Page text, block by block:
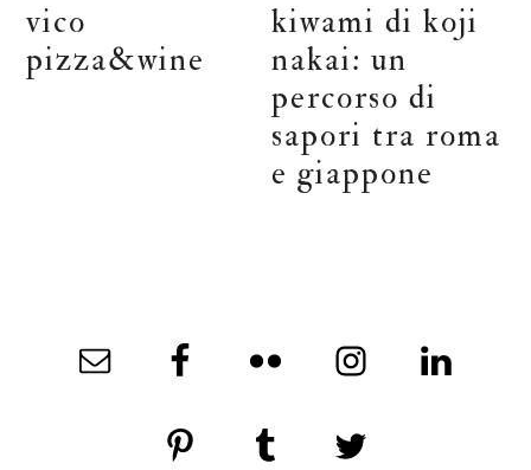
vico
pizza&wine
kiwami di koji
nakai: un
percorso di
sapori tra roma
e giappone